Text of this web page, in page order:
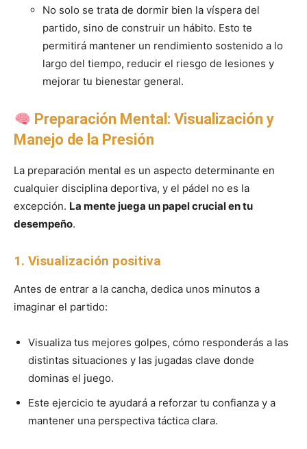
No solo se trata de dormir bien la víspera del
partido, sino de construir un hábito. Esto te
permitirá mantener un rendimiento sostenido a lo
largo del tiempo, reducir el riesgo de lesiones y
mejorar tu bienestar general.
Preparación Mental: Visualización y
Manejo de la Presión
La preparación mental es un aspecto determinante en
cualquier disciplina deportiva, y el pádel no es la
excepción. La mente juega un papel crucial en tu
desempeño.
1. Visualización positiva
Antes de entrar a la cancha, dedica unos minutos a
imaginar el partido:
Visualiza tus mejores golpes, cómo responderás a las
distintas situaciones y las jugadas clave donde
dominas el juego.
Este ejercicio te ayudará a reforzar tu confianza y a
mantener una perspectiva táctica clara.